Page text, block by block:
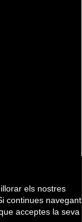
els nostres
continues navegant
acceptes la seva